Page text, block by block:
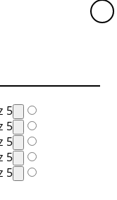
5
5
5
5
5